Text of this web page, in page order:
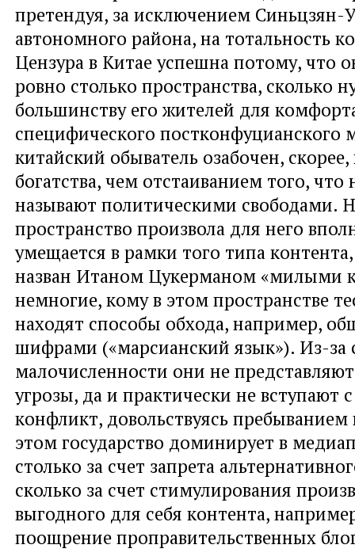
претендуя, за исключением Синьцзян-
автономного района, на тотальность
Цензура в Китае успешна потому, что
ровно столько пространства, сколько
большинству его жителей для
специфического
китайский обыватель озабочен,
богатства, чем отстаиванием того, что
называют политическими свободами.
пространство произвола для него
умещается в рамки того типа
назван Итаном Цукерманом «милыми
немногие, кому в этом пространстве
находят способы обхода, например,
шифрами («марсианский язык»). Из-за
малочисленности они не
угрозы, да и практически не вступают
конфликт, довольствуясь
этом государство доминирует в
столько за счет запрета
сколько за счет стимулирования
выгодного для себя контента,
поощрение проправительственных